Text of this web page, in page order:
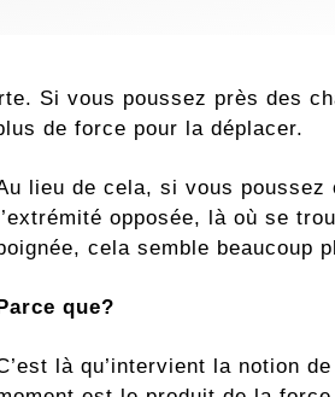
Si vous poussez près des
de force pour la déplacer.
lieu de cela, si vous poussez
opposée, là où se
cela semble beaucoup
que?
là qu’intervient la notion